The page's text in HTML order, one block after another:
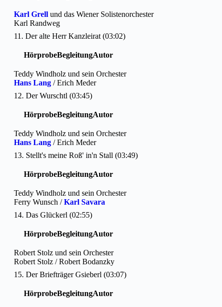
Karl Grell und das Wiener Solistenorchester
Karl Randweg
11. Der alte Herr Kanzleirat (03:02)
HörprobeBegleitungAutor
Teddy Windholz und sein Orchester
Hans Lang / Erich Meder
12. Der Wurschtl (03:45)
HörprobeBegleitungAutor
Teddy Windholz und sein Orchester
Hans Lang / Erich Meder
13. Stellt's meine Roß' in'n Stall (03:49)
HörprobeBegleitungAutor
Teddy Windholz und sein Orchester
Ferry Wunsch /Karl Savara
14. Das Glückerl (02:55)
HörprobeBegleitungAutor
Robert Stolz und sein Orchester
Robert Stolz / Robert Bodanzky
15. Der Briefträger Gsieberl (03:07)
HörprobeBegleitungAutor